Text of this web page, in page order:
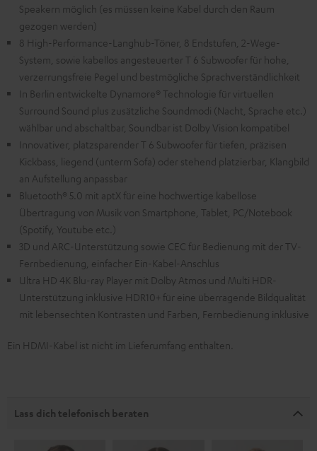
Speakern möglich (es müssen keine Kabel durch den Raum
gezogen werden)
8 High-Performance-Langhub-Töner, 8 Endstufen, 2-Wege-
System, sowie kabellos angesteuerter T 6 Subwoofer für hohe,
verzerrungsfreie Pegel und bestmögliche Sprachverständlichkeit
In Berlin entwickelte Dynamore® Technologie für virtuellen
Surround Sound plus zusätzliche Soundmodi (Nacht, Sprache etc.)
wählbar und abschaltbar, Soundbar ist Dolby Vision kompatibel
Innovativer, platzsparender T 6 Subwoofer für tiefen, präzisen
Kickbass, liegend (unterm Sofa) oder stehend platzierbar, Klangbild
an Aufstellung anpassbar
Bluetooth® 5.0 mit aptX für eine hochwertige kabellose
Übertragung von Musik von Smartphone, Tablet, PC/Notebook
(Spotify, Youtube etc.)
3D und ARC-Unterstützung sowie CEC für Bedienung mit der TV-
Fernbedienung, einfacher Ein-Kabel-Anschlus
Ultra HD 4K Blu-ray Player mit Dolby Atmos und Multi HDR-
Unterstützung inklusive HDR10+ für eine überragende Bildqualität
mit lebensechten Kontrasten und Farben, Fernbedienung inklusive
Ein HDMI-Kabel ist nicht im Lieferumfang enthalten.
Lass dich telefonisch beraten